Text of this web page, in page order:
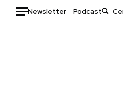
Newsletter Podcast